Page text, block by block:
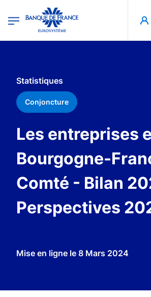
Banque de France - Menu Principal
Statistiques
Conjoncture
Les entreprises
Bourgogne-
Comté - Bilan
Perspectives
Mise en ligne le 8 Mars 2024